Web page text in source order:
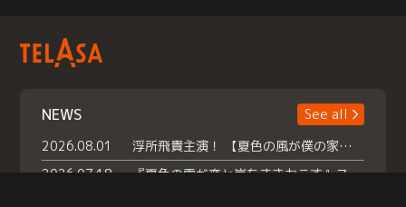
NEWS
See all
2026.08.01
浮所飛貴主演！ 【夏色の風が僕の家にやってきた】 本日よりテラサで独占配信スタート！
2026.07.18
『夏色の雲が恋と嵐をまきおこす』スペシャルメイキング 【Part1】2026年７月18日（土）23時30分～配信スタート！話題のシーンの裏側を大公開！豪華キャスト大集合！ 『武宮家 真夏の家族会議』開催！